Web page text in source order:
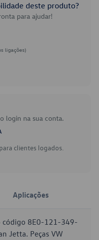
deste produto?
para ajudar!
ligações)
login na sua conta.
clientes logados.
Aplicações
código 8E0-121-349-
Jetta. Peças VW